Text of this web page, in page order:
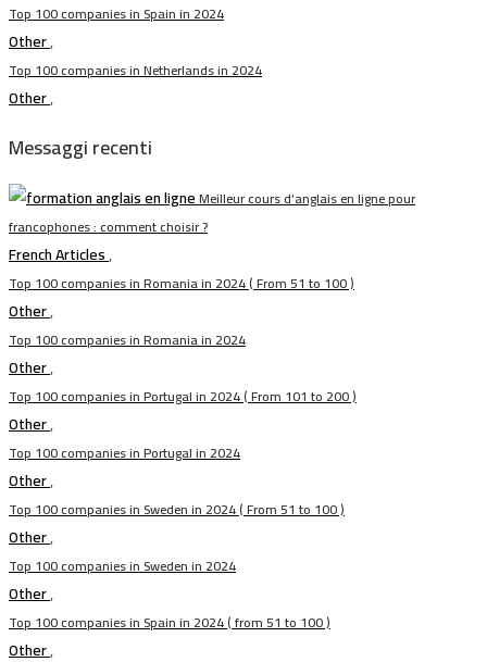
Top 100 companies in Spain in 2024
Other,
Top 100 companies in Netherlands in 2024
Other,
Messaggi recenti
Meilleur cours d’anglais en ligne pour
francophones : comment choisir ?
French Articles,
Top 100 companies in Romania in 2024 ( From 51 to 100 )
Other,
Top 100 companies in Romania in 2024
Other,
Top 100 companies in Portugal in 2024 ( From 101 to 200 )
Other,
Top 100 companies in Portugal in 2024
Other,
Top 100 companies in Sweden in 2024 ( From 51 to 100 )
Other,
Top 100 companies in Sweden in 2024
Other,
Top 100 companies in Spain in 2024 ( from 51 to 100 )
Other,